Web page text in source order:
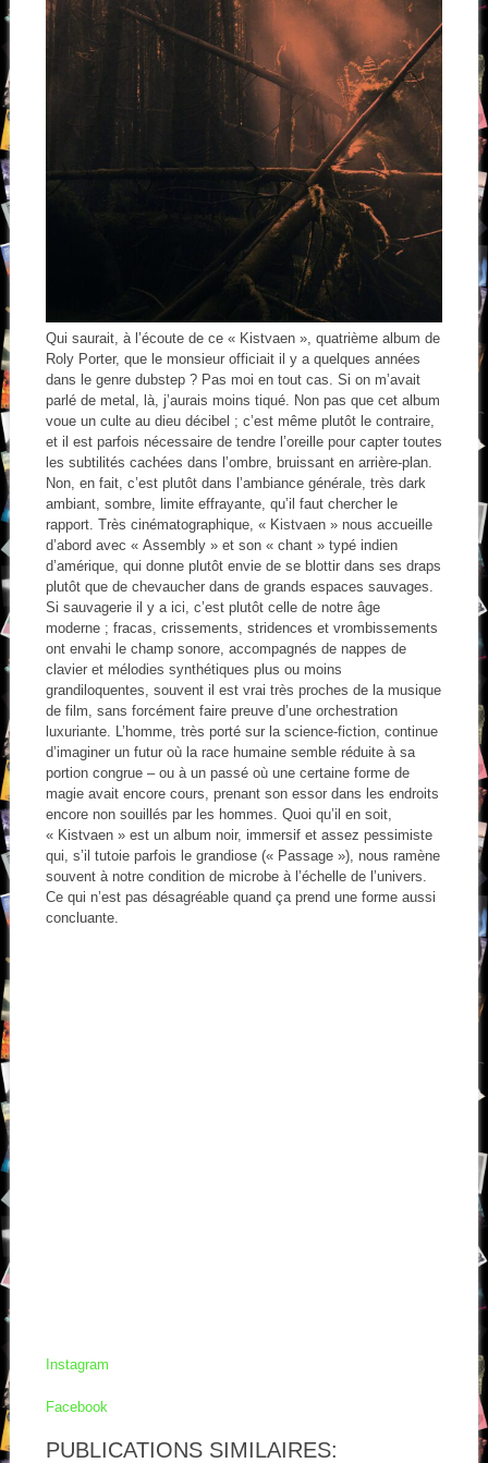
Qui saurait, à l’écoute de ce « Kistvaen », quatrième album de
Roly Porter, que le monsieur officiait il y a quelques années
dans le genre dubstep ? Pas moi en tout cas. Si on m’avait
parlé de metal, là, j’aurais moins tiqué. Non pas que cet album
voue un culte au dieu décibel ; c’est même plutôt le contraire,
et il est parfois nécessaire de tendre l’oreille pour capter toutes
les subtilités cachées dans l’ombre, bruissant en arrière-plan.
Non, en fait, c’est plutôt dans l’ambiance générale, très dark
ambiant, sombre, limite effrayante, qu’il faut chercher le
rapport. Très cinématographique, « Kistvaen » nous accueille
d’abord avec « Assembly » et son « chant » typé indien
d’amérique, qui donne plutôt envie de se blottir dans ses draps
plutôt que de chevaucher dans de grands espaces sauvages.
Si sauvagerie il y a ici, c’est plutôt celle de notre âge
moderne ; fracas, crissements, stridences et vrombissements
ont envahi le champ sonore, accompagnés de nappes de
clavier et mélodies synthétiques plus ou moins
grandiloquentes, souvent il est vrai très proches de la musique
de film, sans forcément faire preuve d’une orchestration
luxuriante. L’homme, très porté sur la science-fiction, continue
d’imaginer un futur où la race humaine semble réduite à sa
portion congrue – ou à un passé où une certaine forme de
magie avait encore cours, prenant son essor dans les endroits
encore non souillés par les hommes. Quoi qu’il en soit,
« Kistvaen » est un album noir, immersif et assez pessimiste
qui, s’il tutoie parfois le grandiose (« Passage »), nous ramène
souvent à notre condition de microbe à l’échelle de l’univers.
Ce qui n’est pas désagréable quand ça prend une forme aussi
concluante.
Instagram
Facebook
PUBLICATIONS SIMILAIRES: